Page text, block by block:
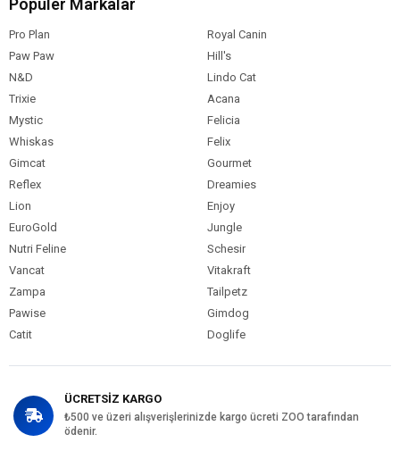
Popüler Markalar
Pro Plan
Royal Canin
Paw Paw
Hill's
N&D
Lindo Cat
Trixie
Acana
Mystic
Felicia
Whiskas
Felix
Gimcat
Gourmet
Reflex
Dreamies
Lion
Enjoy
EuroGold
Jungle
Nutri Feline
Schesir
Vancat
Vitakraft
Zampa
Tailpetz
Pawise
Gimdog
Catit
Doglife
ÜCRETSİZ KARGO
₺500 ve üzeri alışverişlerinizde kargo ücreti ZOO tarafından
ödenir.